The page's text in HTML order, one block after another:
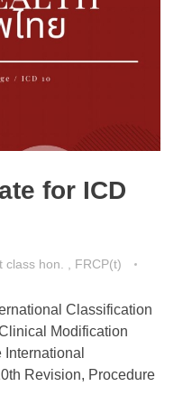
for ICD
class hon. , FRCP(t)
Classification
Modification
Revision, Procedure